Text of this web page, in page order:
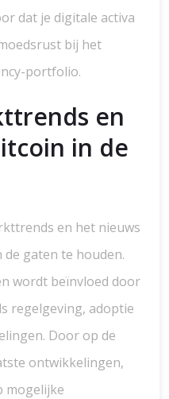
dat je digitale activa
bij het
portfolio.
en
in de
en het nieuws
gaten te houden.
wordt beïnvloed door
regelgeving, adoptie
Door op de
ontwikkelingen,
mogelijke